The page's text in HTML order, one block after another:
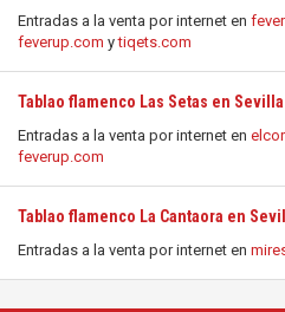
Entradas a la venta por internet en
feverup.com ytiqets.com
Tablao flamenco Las Setas en Sevilla
Entradas a la venta por internet en
feverup.com
Tablao flamenco La Cantaora en
Entradas a la venta por internet en